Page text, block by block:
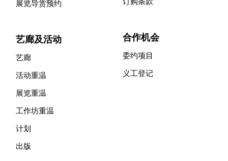
展览导赏预约
艺廊及活动
艺廊
活动重温
展览重温
工作坊重温
计划
出版
合作机会
委约项目
义工登记